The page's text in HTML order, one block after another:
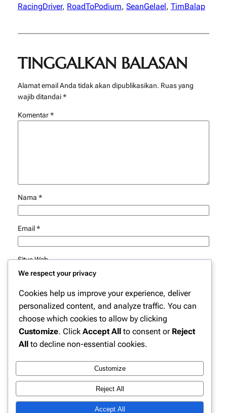
RacingDriver, RoadToPodium, SeanGelael , TimBalap
TINGGALKAN BALASAN
Alamat email Anda tidak akan dipublikasikan. Ruas yang
wajib ditandai*
Komentar*
Nama *
Email*
Situs Web
Simpan nama, email, dan situs web saya pada peramban
ini untuk komentar saya berikutnya.
Instagram
Facebook
X
We respect your privacy
Cookies help us improve your experience, deliver
personalized content, and analyze traffic. You can
choose which cookies to allow by clicking
Customize. Click Accept All to consent or Reject
All to decline non-essential cookies.
Customize
Reject All
Accept All